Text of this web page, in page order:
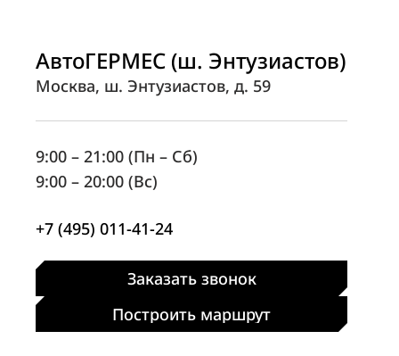
АвтоГЕРМЕС (ш. Энтузиастов)
Москва, ш. Энтузиастов, д. 59
9:00 – 21:00 (Пн – Сб)
9:00 – 20:00 (Вс)
+7 (495) 011-41-24
Заказать звонок
Построить маршрут